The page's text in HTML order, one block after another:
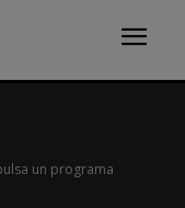
un programa